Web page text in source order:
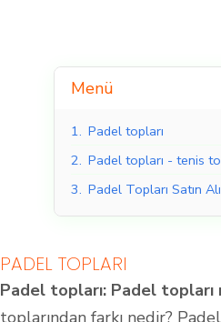
Menü
1. Padel topları
2. Padel topları - tenis
3. Padel Topları Satın
PADEL TOPLARI
Padel topları: Padel topları
toplarından farkı nedir?